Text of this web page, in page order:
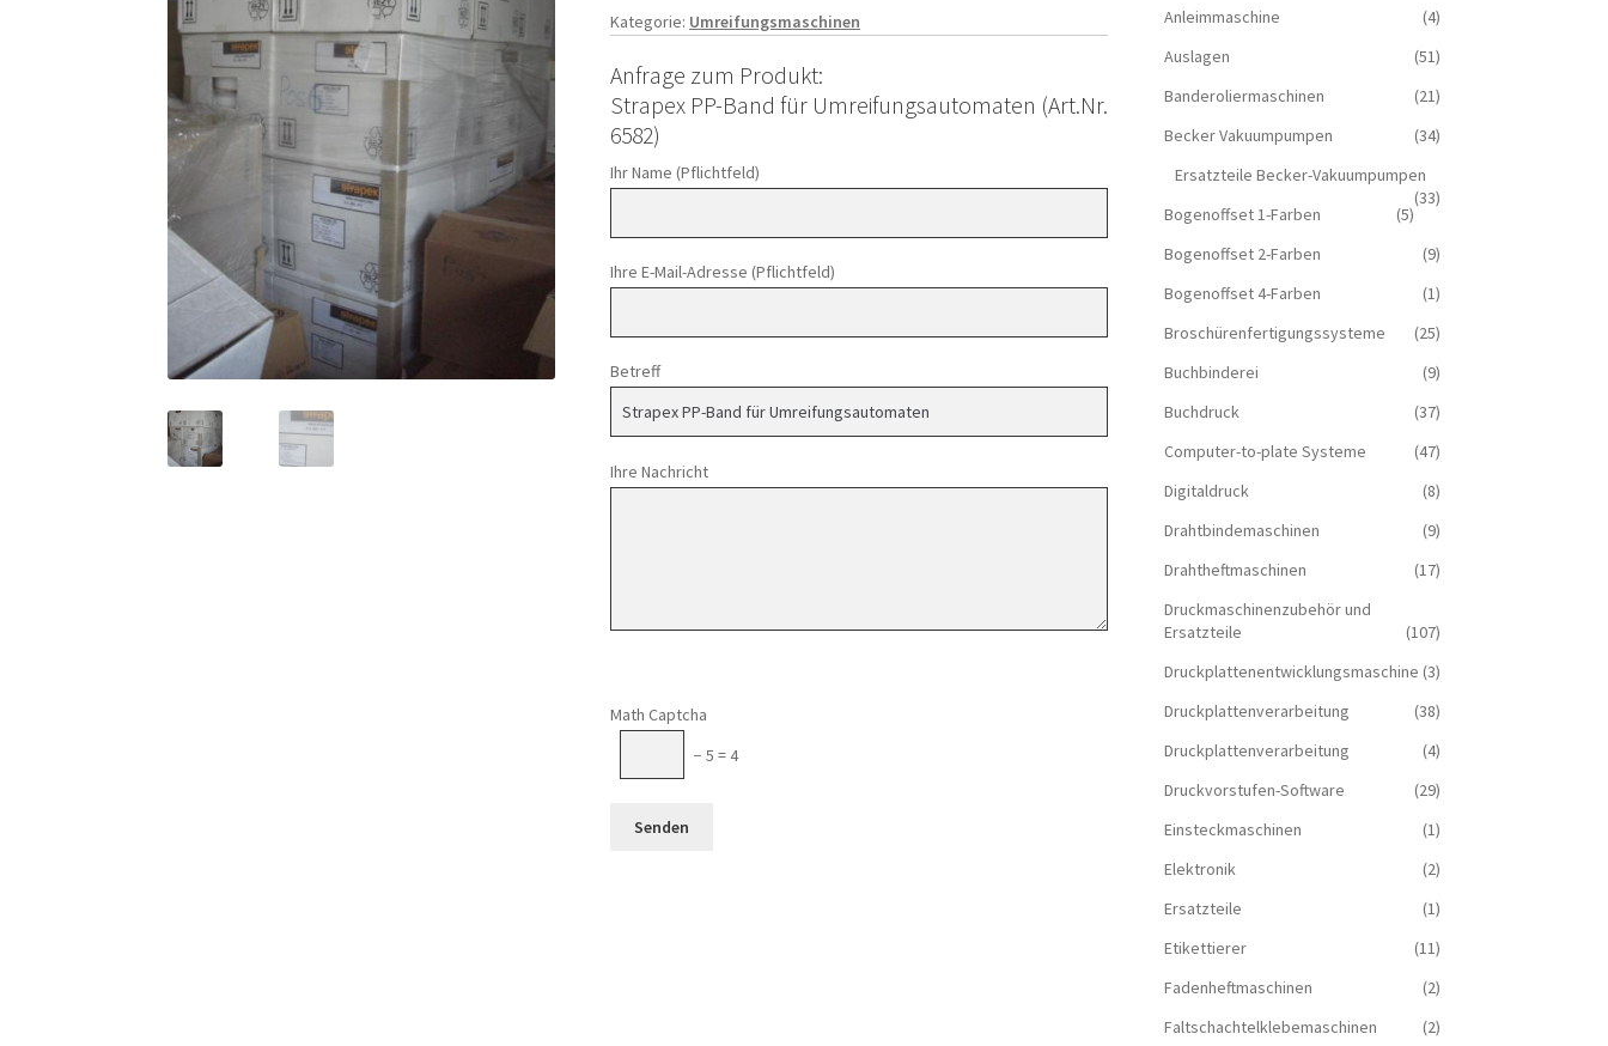
Kategorie: Umreifungsmaschinen
Anfrage zum Produkt:
Strapex PP-Band für Umreifungsautomaten (Art.Nr.
6582)
Ihr Name (Pflichtfeld)
Ihre E-Mail-Adresse (Pflichtfeld)
Betreff
Ihre Nachricht
Math Captcha
− 5 = 4
Anleimmaschine
(4)
Auslagen
(51)
Banderoliermaschinen
(21)
Becker Vakuumpumpen
(34)
Ersatzteile Becker-Vakuumpumpen
(33)
Bogenoffset 1-Farben
(5)
Bogenoffset 2-Farben
(9)
Bogenoffset 4-Farben
(1)
Broschürenfertigungssysteme
(25)
Buchbinderei
(9)
Buchdruck
(37)
Computer-to-plate Systeme
(47)
Digitaldruck
(8)
Drahtbindemaschinen
(9)
Drahtheftmaschinen
(17)
Druckmaschinenzubehör und
Ersatzteile
(107)
Druckplattenentwicklungsmaschine (3)
Druckplattenverarbeitung
(38)
Druckplattenverarbeitung
(4)
Druckvorstufen-Software
(29)
Einsteckmaschinen
(1)
Elektronik
(2)
Ersatzteile
(1)
Etikettierer
(11)
Fadenheftmaschinen
(2)
Faltschachtelklebemaschinen
(2)